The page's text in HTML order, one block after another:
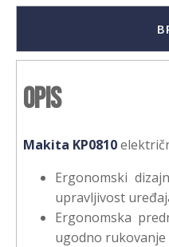
Opis
Makita KP0810
Ergonomski
upravljivost
Ergonomska
ugodno rukovanje